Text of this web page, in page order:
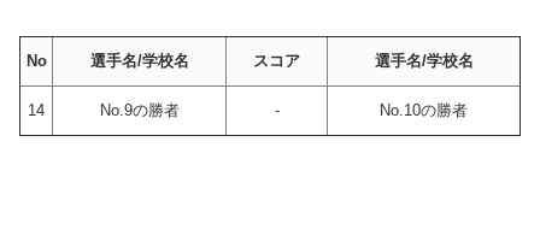
No 選手名/学校名 スコア 選手名/学校名
14 No.9の勝者 - No.10の勝者